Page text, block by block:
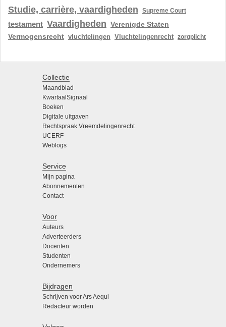
Studie, carrière, vaardigheden Supreme Court
testament Vaardigheden Verenigde Staten
Vermogensrecht vluchtelingen Vluchtelingenrecht zorgplicht
Collectie
Maandblad
KwartaalSignaal
Boeken
Digitale uitgaven
Rechtspraak Vreemdelingenrecht
UCERF
Weblogs
Service
Mijn pagina
Abonnementen
Contact
Voor
Auteurs
Adverteerders
Docenten
Studenten
Ondernemers
Bijdragen
Schrijven voor Ars Aequi
Redacteur worden